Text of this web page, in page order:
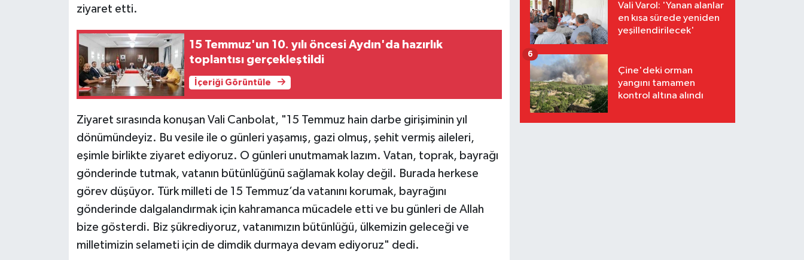
ziyaret etti.
15 Temmuz'un 10. yılı öncesi Aydın'da hazırlık
toplantısı gerçekleştildi
İçeriği Görüntüle
Ziyaret sırasında konuşan Vali Canbolat, "15 Temmuz hain darbe girişiminin yıl
dönümündeyiz. Bu vesile ile o günleri yaşamış, gazi olmuş, şehit vermiş aileleri,
eşimle birlikte ziyaret ediyoruz. O günleri unutmamak lazım. Vatan, toprak, bayrağı
gönderinde tutmak, vatanın bütünlüğünü sağlamak kolay değil. Burada herkese
görev düşüyor. Türk milleti de 15 Temmuz’da vatanını korumak, bayrağını
gönderinde dalgalandırmak için kahramanca mücadele etti ve bu günleri de Allah
bize gösterdi. Biz şükrediyoruz, vatanımızın bütünlüğü, ülkemizin geleceği ve
milletimizin selameti için de dimdik durmaya devam ediyoruz" dedi.
Vali Varol: 'Yanan alanlar
en kısa sürede yeniden
yeşillendirilecek'
Çine'deki orman
yangını tamamen
kontrol altına alındı
6